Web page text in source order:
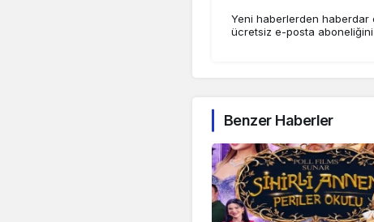
Yeni haberlerden haberdar
ücretsiz e-posta
Benzer Haberler